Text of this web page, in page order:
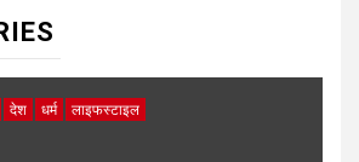
देश धर्म लाइफस्टाइल